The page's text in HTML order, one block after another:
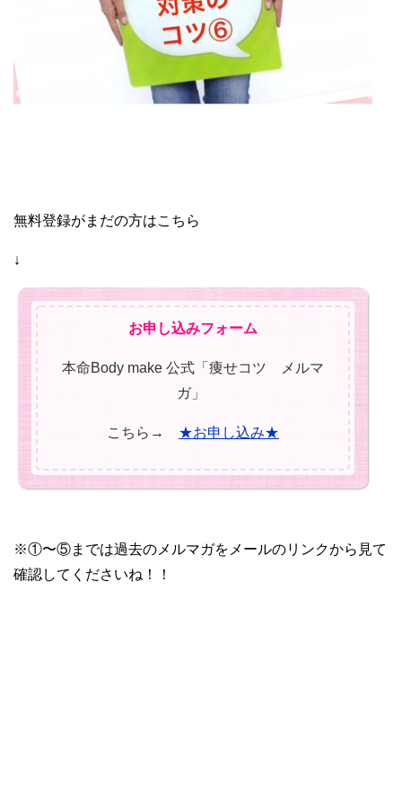
無料登録がまだの方はこちら
↓
お申し込みフォーム
本命Body make 公式「痩せコツ メルマ
ガ」
こちら→ ★お申し込み★
※①〜⑤までは過去のメルマガをメールのリンクから見て
確認してくださいね！！